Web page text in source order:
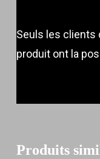
Seuls les clients
produit ont la
Produits